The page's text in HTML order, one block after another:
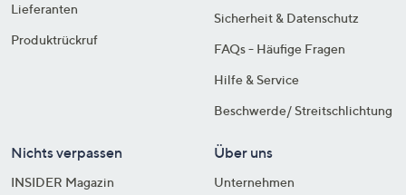
Lieferanten
Produktrückruf
Sicherheit & Datenschutz
FAQs - Häufige Fragen
Hilfe & Service
Beschwerde/ Streitschlichtung
Nichts verpassen
INSIDER Magazin
Über uns
Unternehmen